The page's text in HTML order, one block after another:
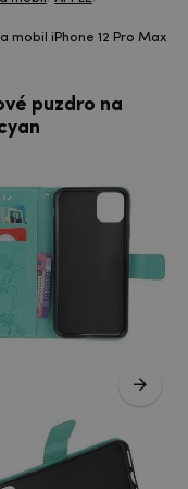
mobil iPhone 12 Pro Max
puzdro na